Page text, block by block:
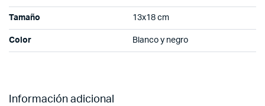
Tamaño 13x18 cm
Color Blanco y negro
Información adicional